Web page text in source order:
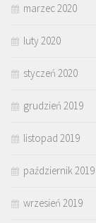
marzec 2020
luty 2020
styczeń 2020
grudzień 2019
listopad 2019
październik 2019
wrzesień 2019